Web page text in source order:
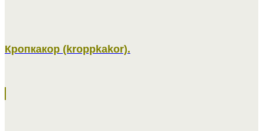
Кропкакор (kroppkakor).